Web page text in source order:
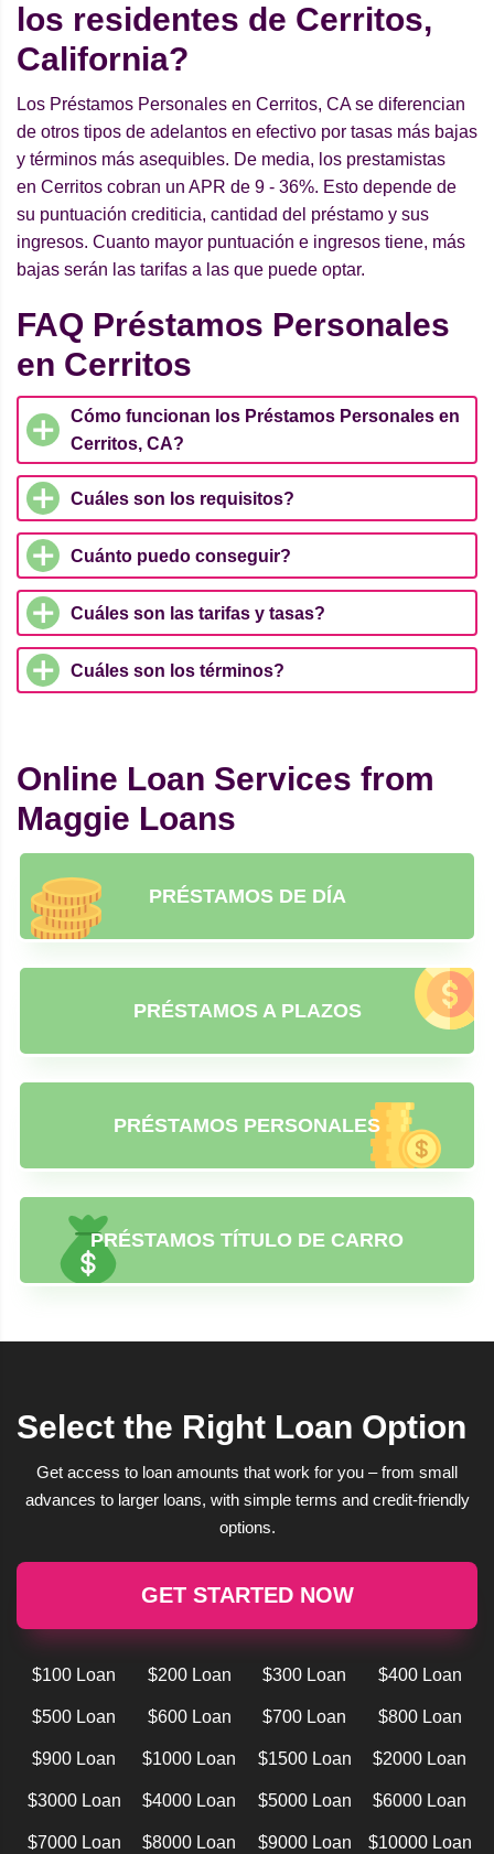
los residentes de Cerritos,
California?
Los Préstamos Personales en Cerritos, CA se diferencian
de otros tipos de adelantos en efectivo por tasas más bajas
y términos más asequibles. De media, los prestamistas
en Cerritos cobran un APR de 9 - 36%. Esto depende de
su puntuación crediticia, cantidad del préstamo y sus
ingresos. Cuanto mayor puntuación e ingresos tiene, más
bajas serán las tarifas a las que puede optar.
FAQ Préstamos Personales
en Cerritos
Cómo funcionan los Préstamos Personales en
Cerritos, CA?
Cuáles son los requisitos?
Cuánto puedo conseguir?
Cuáles son las tarifas y tasas?
Cuáles son los términos?
Online Loan Services from
Maggie Loans
PRÉSTAMOS DE DÍA
PRÉSTAMOS A PLAZOS
PRÉSTAMOS PERSONALES
PRÉSTAMOS TÍTULO DE CARRO
Select the Right Loan Option
Get access to loan amounts that work for you – from small
advances to larger loans, with simple terms and credit-friendly
options.
GET STARTED NOW
$100 Loan $200 Loan $300 Loan $400 Loan
$500 Loan $600 Loan $700 Loan $800 Loan
$900 Loan $1000 Loan $1500 Loan $2000 Loan
$3000 Loan $4000 Loan $5000 Loan $6000 Loan
$7000 Loan $8000 Loan $9000 Loan $10000 Loan